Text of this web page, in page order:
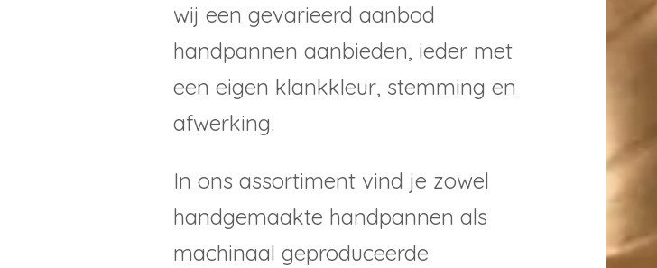
wij een gevarieerd aanbod
handpannen aanbieden, ieder met
een eigen klankkleur, stemming en
afwerking.
In ons assortiment vind je zowel
handgemaakte handpannen als
machinaal geproduceerde